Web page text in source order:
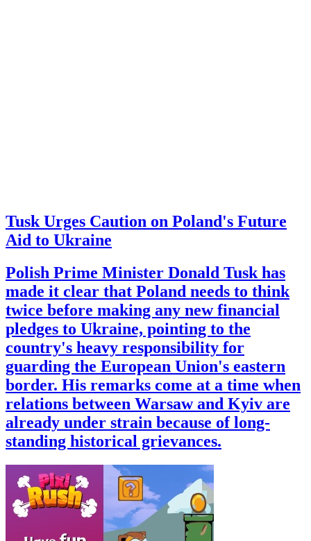
Tusk Urges Caution on Poland's Future
Aid to Ukraine
Polish Prime Minister Donald Tusk has
made it clear that Poland needs to think
twice before making any new financial
pledges to Ukraine, pointing to the
country's heavy responsibility for
guarding the European Union's eastern
border. His remarks come at a time when
relations between Warsaw and Kyiv are
already under strain because of long-
standing historical grievances.